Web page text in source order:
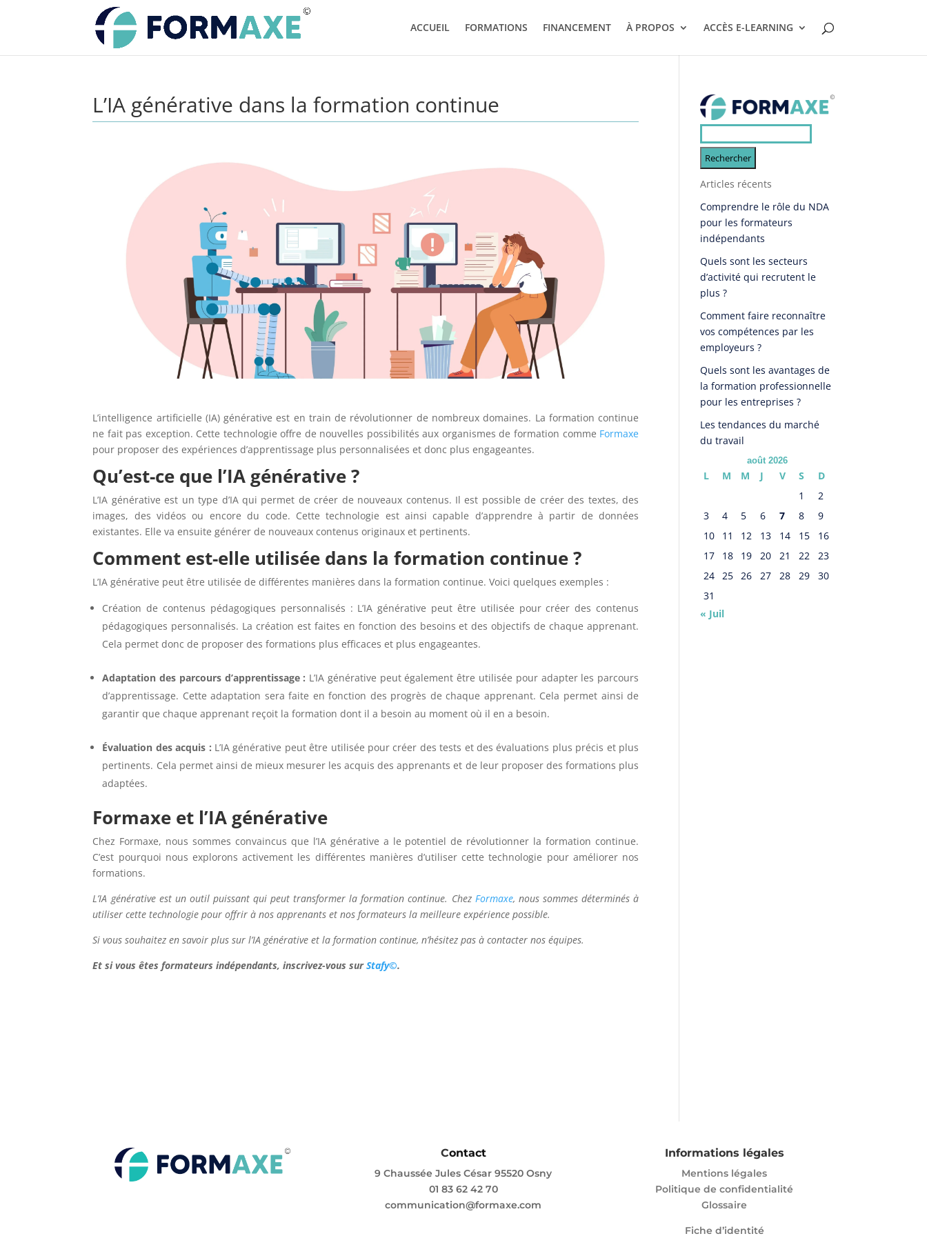
ACCUEIL FORMATIONS FINANCEMENT À PROPOS ACCÈS E-LEARNING
L’IA générative dans la formation continue
L’intelligence artificielle (IA) générative est en train de révolutionner de nombreux domaines. La formation continue
ne fait pas exception. Cette technologie offre de nouvelles possibilités aux organismes de formation comme Formaxe
pour proposer des expériences d’apprentissage plus personnalisées et donc plus engageantes.
Qu’est-ce que l’IA générative ?
L’IA générative est un type d’IA qui permet de créer de nouveaux contenus. Il est possible de créer des textes, des
images, des vidéos ou encore du code. Cette technologie est ainsi capable d’apprendre à partir de données
existantes. Elle va ensuite générer de nouveaux contenus originaux et pertinents.
Comment est-elle utilisée dans la formation continue ?
L’IA générative peut être utilisée de différentes manières dans la formation continue. Voici quelques exemples :
Création de contenus pédagogiques personnalisés : L’IA générative peut être utilisée pour créer des contenus
pédagogiques personnalisés. La création est faites en fonction des besoins et des objectifs de chaque apprenant.
Cela permet donc de proposer des formations plus efficaces et plus engageantes.
Adaptation des parcours d’apprentissage : L’IA générative peut également être utilisée pour adapter les parcours
d’apprentissage. Cette adaptation sera faite en fonction des progrès de chaque apprenant. Cela permet ainsi de
garantir que chaque apprenant reçoit la formation dont il a besoin au moment où il en a besoin.
Évaluation des acquis : L’IA générative peut être utilisée pour créer des tests et des évaluations plus précis et plus
pertinents. Cela permet ainsi de mieux mesurer les acquis des apprenants et de leur proposer des formations plus
adaptées.
Formaxe et l’IA générative
Chez Formaxe, nous sommes convaincus que l’IA générative a le potentiel de révolutionner la formation continue.
C’est pourquoi nous explorons activement les différentes manières d’utiliser cette technologie pour améliorer nos
formations.
L’IA générative est un outil puissant qui peut transformer la formation continue. Chez Formaxe, nous sommes déterminés à
utiliser cette technologie pour offrir à nos apprenants et nos formateurs la meilleure expérience possible.
Si vous souhaitez en savoir plus sur l’IA générative et la formation continue, n’hésitez pas à contacter nos équipes.
Et si vous êtes formateurs indépendants, inscrivez-vous surStafy©.
Articles récents
Comprendre le rôle du NDA
pour les formateurs
indépendants
Quels sont les secteurs
d’activité qui recrutent le
plus ?
Comment faire reconnaître
vos compétences par les
employeurs ?
Quels sont les avantages de
la formation professionnelle
pour les entreprises ?
Les tendances du marché
du travail
août 2026
L M M J V S
D
1
2
3
4 5 6 7 8
9
10
11 12 13 14 15
16
17
18 19 20 21 22
23
24 25 26 27 28 29
30
31
« Juil
Contact
9 Chaussée Jules César 95520 Osny
01 83 62 42 70
communication@formaxe.com
Informations légales
Mentions légales
Politique de confidentialité
Glossaire
Fiche d’identité